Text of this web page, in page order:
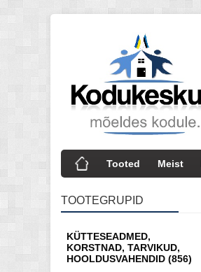
Tooted Meist
TOOTEGRUPID
KÜTTESEADMED,
KORSTNAD, TARVIKUD,
HOOLDUSVAHENDID (856)